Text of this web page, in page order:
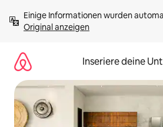
Inhalten
springenOriginal anzeigen
Inseriere deine